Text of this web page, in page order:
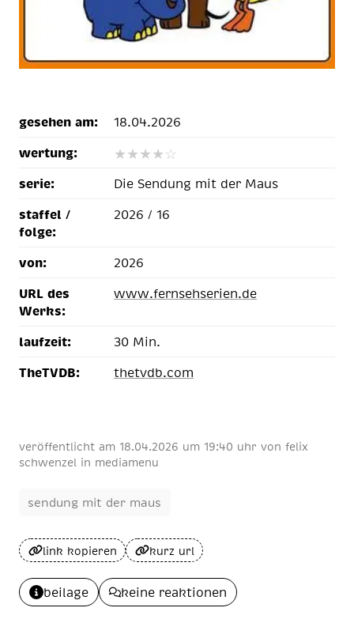
gesehen am: 18.04.2026
wertung: ★ ★ ★ ★ ☆
serie: Die Sendung mit der Maus
staffel /
folge:
2026 / 16
von: 2026
URL des
Werks:
www.fernsehserien.de
laufzeit: 30 Min.
TheTVDB: thetvdb.com
veröffentlicht am 18 04 2026 um 19:40 uhr von felix
schwenzel in mediamenu
sendung mit der maus
link kopieren kurz url
beilage keine reaktionen